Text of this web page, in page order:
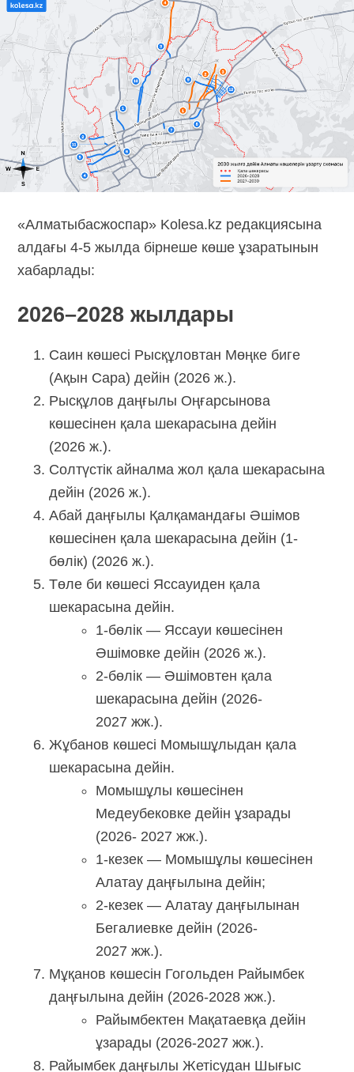
«Алматыбасжоспар» Kolesa.kz редакциясына
алдағы 4-5 жылда бірнеше көше ұзаратынын
хабарлады:
2026–2028 жылдары
Саин көшесі Рысқұловтан Мөңке биге
(Ақын Сара) дейін (2026 ж.).
Рысқұлов даңғылы Оңғарсынова
көшесінен қала шекарасына дейін
(2026 ж.).
Солтүстік айналма жол қала шекарасына
дейін (2026 ж.).
Абай даңғылы Қалқамандағы Әшімов
көшесінен қала шекарасына дейін (1-
бөлік) (2026 ж.).
Төле би көшесі Яссауиден қала
шекарасына дейін.
1-бөлік — Яссауи көшесінен
Әшімовке дейін (2026 ж.).
2-бөлік — Әшімовтен қала
шекарасына дейін (2026-
2027 жж.).
Жұбанов көшесі Момышұлыдан қала
шекарасына дейін.
Момышұлы көшесінен
Медеубековке дейін ұзарады
(2026- 2027 жж.).
1-кезек — Момышұлы көшесінен
Алатау даңғылына дейін;
2-кезек — Алатау даңғылынан
Бегалиевке дейін (2026-
2027 жж.).
Мұқанов көшесін Гогольден Райымбек
даңғылына дейін (2026-2028 жж.).
Райымбектен Мақатаевқа дейін
ұзарады (2026-2027 жж.).
Райымбек даңғылы Жетісудан Шығыс